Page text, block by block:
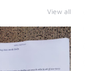
View all